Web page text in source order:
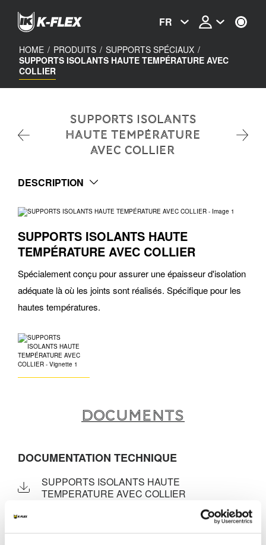
content
FR
HOME / PRODUITS / SUPPORTS SPÉCIAUX /
SUPPORTS ISOLANTS HAUTE TEMPÉRATURE AVEC
COLLIER
SUPPORTS ISOLANTS
HAUTE TEMPÉRATURE
AVEC COLLIER
DESCRIPTION
SUPPORTS ISOLANTS HAUTE
TEMPÉRATURE AVEC COLLIER
Spécialement conçu pour assurer une épaisseur d'isolation
adéquate là où les joints sont réalisés. Spécifique pour les
hautes températures.
Documents
DOCUMENTATION TECHNIQUE
SUPPORTS ISOLANTS HAUTE
TEMPERATURE AVEC COLLIER
MARKETING